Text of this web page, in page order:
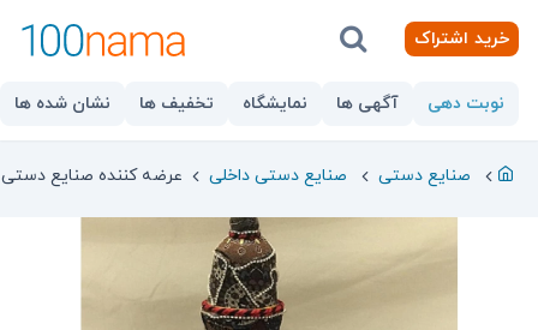
خرید اشتراک
نوبت دهی آگهی ها نمایشگاه تخفیف ها نشان شده ها
صنایع دستی صنایع دستی داخلی عرضه کننده صنايع